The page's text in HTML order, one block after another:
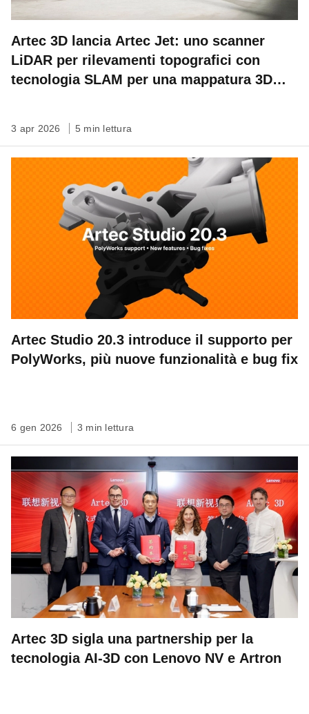
Artec 3D lancia Artec Jet: uno scanner
LiDAR per rilevamenti topografici con
tecnologia SLAM per una mappatura 3D
3 apr 2026 5 min lettura
Artec Studio 20.3 introduce il supporto per
PolyWorks, più nuove funzionalità e bug fix
6 gen 2026 3 min lettura
Artec 3D sigla una partnership per la
tecnologia AI-3D con Lenovo NV e Artron